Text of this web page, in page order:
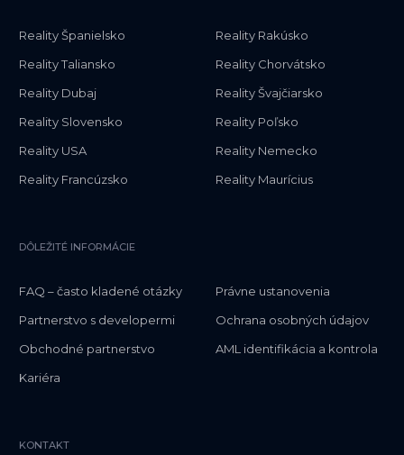
Reality Španielsko
Reality Taliansko
Reality Dubaj
Reality Slovensko
Reality USA
Reality Francúzsko
Reality Rakúsko
Reality Chorvátsko
Reality Švajčiarsko
Reality Poľsko
Reality Nemecko
Reality Maurícius
DÔLEŽITÉ INFORMÁCIE
FAQ – často kladené otázky
Partnerstvo s developermi
Obchodné partnerstvo
Kariéra
Právne ustanovenia
Ochrana osobných údajov
AML identifikácia a kontrola
KONTAKT